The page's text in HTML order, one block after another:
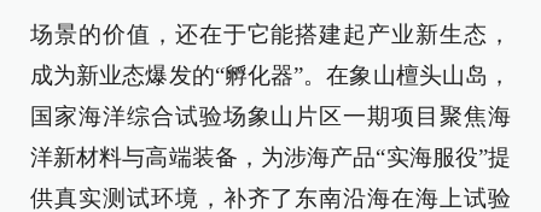
场景的价值，还在于它能搭建起产业新生态，
成为新业态爆发的“孵化器”。在象山檀头山岛，
国家海洋综合试验场象山片区一期项目聚焦海
洋新材料与高端装备，为涉海产品“实海服役”提
供真实测试环境，补齐了东南沿海在海上试验